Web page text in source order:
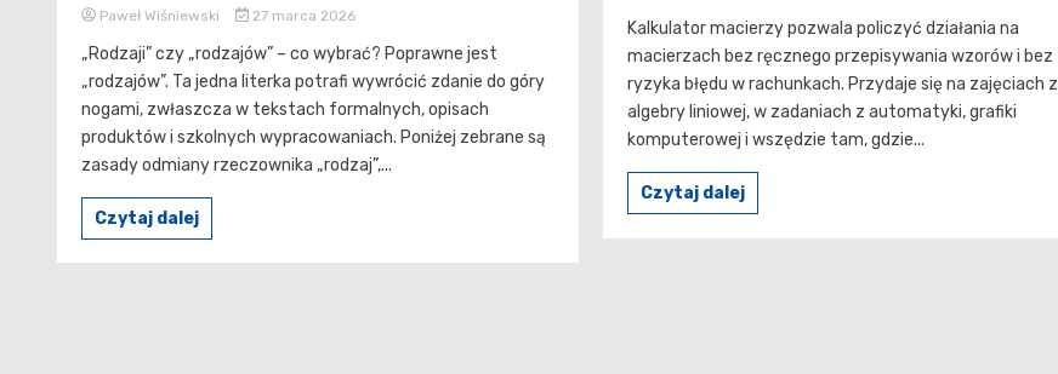
Paweł Wiśniewski 27 marca 2026
„Rodzaji” czy „rodzajów” – co wybrać? Poprawne jest
„rodzajów”. Ta jedna literka potrafi wywrócić zdanie do góry
nogami, zwłaszcza w tekstach formalnych, opisach
produktów i szkolnych wypracowaniach. Poniżej zebrane są
zasady odmiany rzeczownika „rodzaj”,...
Czytaj dalej
Kalkulator macierzy pozwala policzyć działania na
macierzach bez ręcznego przepisywania wzorów i bez
ryzyka błędu w rachunkach. Przydaje się na zajęciach z
algebry liniowej, w zadaniach z automatyki, grafiki
komputerowej i wszędzie tam, gdzie...
Czytaj dalej